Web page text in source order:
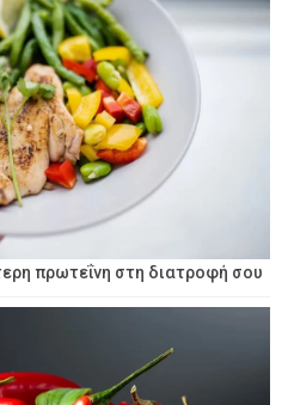
πρωτεΐνη στη διατροφή σου